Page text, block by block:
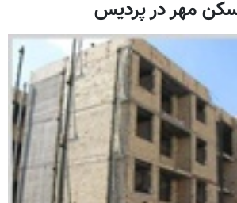
مهر در پردیس